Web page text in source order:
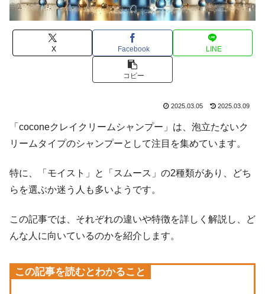
X Facebook LINE
コピー
2025.03.05 2025.03.09
「coconeクレイクリームシャンプー」は、泡立たないク
リームタイプのシャンプーとして注目を集めています。
特に、「モイスト」と「スムース」の2種類があり、どち
らを選ぶか迷う人も多いようです。
この記事では、それぞれの違いや特徴を詳しく解説し、ど
んな人に向いているのかを紹介します。
この記事を読むとわかること